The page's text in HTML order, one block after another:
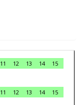
11 12 13 14
15
11 12 13 14
15